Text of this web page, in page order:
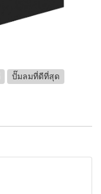
ปั๊มลมที่ดีที่สุด